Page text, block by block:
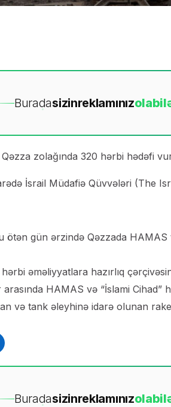
Buradasizinreklamınızola
zolağında 320 hərbi hədəfi
İsrail Müdafiə Qüvvələri (The
gün ərzində Qəzzada HAMAS
əməliyyatlara hazırlıq
HAMAS və “İslami
və tank əleyhinə idarə olunan
Buradasizinreklamınızola